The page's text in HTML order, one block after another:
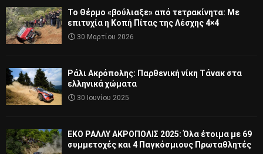
Το Θέρμο «βούλιαξε» από τετρακίνητα: Με
επιτυχία η Κοπή Πίτας της Λέσχης 4×4
30 Μαρτίου 2026
Ράλι Ακρόπολης: Παρθενική νίκη Τάνακ στα
ελληνικά χώματα
30 Ιουνίου 2025
ΕΚΟ ΡΑΛΛΥ ΑΚΡΟΠΟΛΙΣ 2025: Όλα έτοιμα με 69
συμμετοχές και 4 Παγκόσμιους Πρωταθλητές